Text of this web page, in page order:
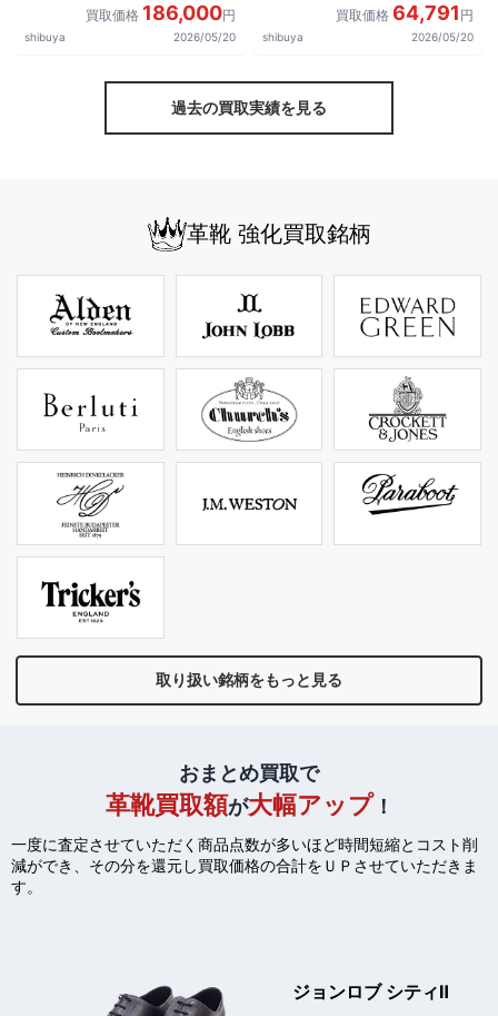
買取価格 186,000円
shibuya 2026/05/20
買取価格 64,791 円
shibuya 2026/05/20
過去の買取実績を見る
革靴 強化買取銘柄
取り扱い銘柄をもっと見る
おまとめ買取で
革靴買取額が大幅アップ！
一度に査定させていただく商品点数が多いほど時間短縮とコスト削
減ができ、 その分を還元し買取価格の合計をＵＰさせていただきま
す。
ジョンロブ シティⅡ